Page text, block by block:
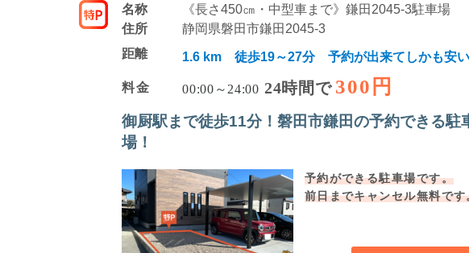
名称
《長さ450㎝・中型車まで》鎌田2045-3駐車場
住所
静岡県磐田市鎌田2045-3
距離
1.6 km 徒歩19～27分 予約が出来てしかも安い
料金 00:00～24:00 24時間で 300円
御厨駅まで徒歩11分！磐田市鎌田の予約できる駐
場！
予約ができる駐車場です。
前日までキャンセル無料です